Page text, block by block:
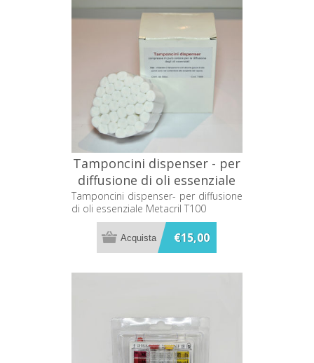
Tamponcini dispenser - per
diffusione di oli essenziale
Metacril T100
Tamponcini dispenser- per diffusione
di oli essenziale Metacril T100
€15,00